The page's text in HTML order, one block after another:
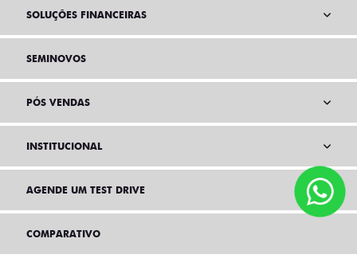
SOLUÇÕES FINANCEIRAS
SEMINOVOS
PÓS VENDAS
INSTITUCIONAL
AGENDE UM TEST DRIVE
COMPARATIVO